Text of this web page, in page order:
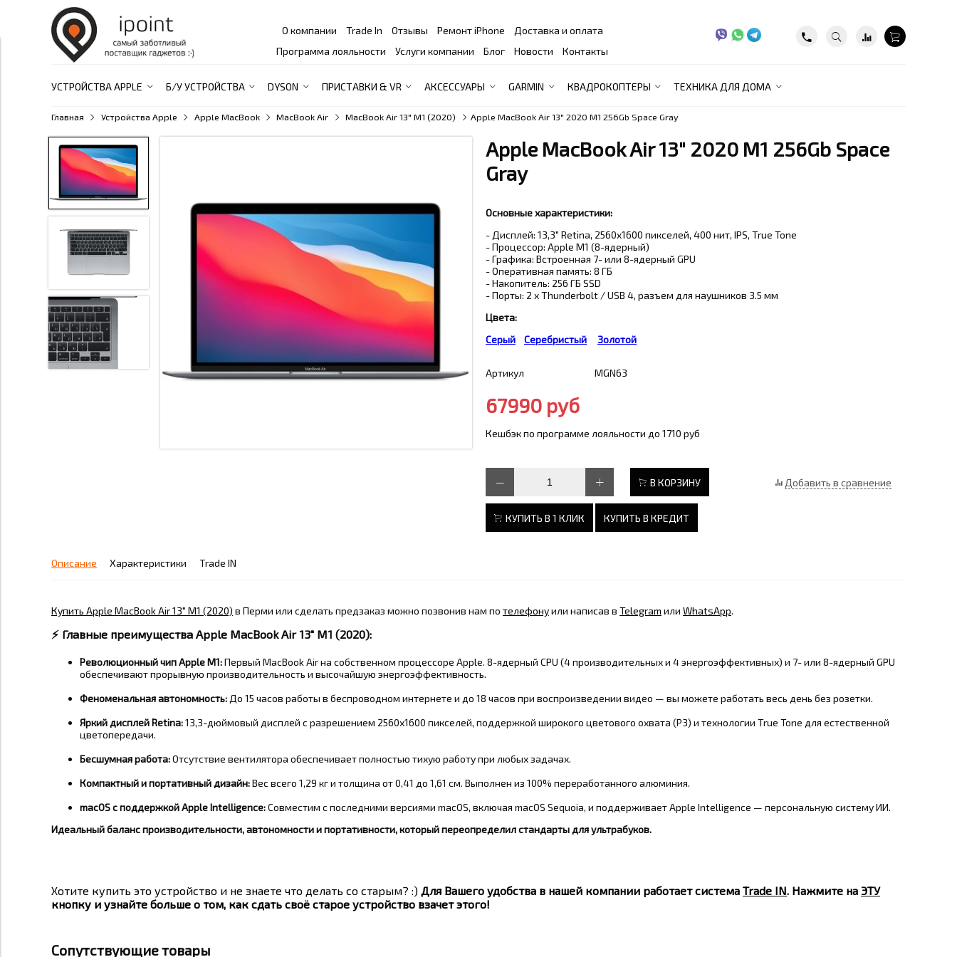
О компании Trade In Отзывы Ремонт iPhone
Доставка и оплата
Программа лояльности
Услуги компании Блог Новости Контакты
УСТРОЙСТВА APPLE Б/У УСТРОЙСТВА DYSON ПРИСТАВКИ & VR АКСЕССУАРЫ GARMIN КВАДРОКОПТЕРЫ ТЕХНИКА ДЛЯ ДОМА
Главная Устройства Apple Apple MacBook MacBook Air MacBook Air 13" M1 (2020) Apple MacBook Air 13" 2020 M1 256Gb Space Gray
Apple MacBook Air 13" 2020 M1 256Gb Space
Gray
Основные характеристики:
- Дисплей: 13,3" Retina, 2560x1600 пикселей, 400 нит, IPS, True Tone
- Процессор: Apple M1 (8-ядерный)
- Графика: Встроенная 7- или 8-ядерный GPU
- Оперативная память: 8 ГБ
- Накопитель: 256 ГБ SSD
- Порты: 2 x Thunderbolt / USB 4, разъем для наушников 3.5 мм
Цвета:
Серый
Серебристый Золотой
Артикул MGN63
67990 руб
Кешбэк по программе лояльности до 1710 руб
В КОРЗИНУ Добавить в сравнение
КУПИТЬ В 1 КЛИК КУПИТЬ В КРЕДИТ
Описание Характеристики Trade IN
Купить Apple MacBook Air 13" M1 (2020) в Перми или сделать предзаказ можно позвонив нам по телефонуили написав в Telegram или WhatsApp.
⚡️ Главные преимущества Apple MacBook Air 13" M1 (2020):
Революционный чип Apple M1:Первый MacBook Air на собственном процессоре Apple. 8-ядерный CPU (4 производительных и 4 энергоэффективных) и 7- или 8-ядерный GPU
обеспечивают прорывную производительность и высочайшую энергоэффективность.
Феноменальная автономность: До 15 часов работы в беспроводном интернете и до 18 часов при воспроизведении видео — вы можете работать весь день без розетки.
Яркий дисплей Retina:13,3-дюймовый дисплей с разрешением 2560x1600 пикселей, поддержкой широкого цветового охвата (P3) и технологии True Tone для естественной
цветопередачи.
Бесшумная работа:Отсутствие вентилятора обеспечивает полностью тихую работу при любых задачах.
Компактный и портативный дизайн:Вес всего 1,29 кг и толщина от 0,41 до 1,61 см. Выполнен из 100% переработанного алюминия.
macOS с поддержкой Apple Intelligence:Совместим с последними версиями macOS, включая macOS Sequoia, и поддерживает Apple Intelligence — персональную систему ИИ.
Идеальный баланс производительности, автономности и портативности, который переопределил стандарты для ультрабуков.
Хотите купить это устройство и не знаете что делать со старым? :) Для Вашего удобства в нашей компании работает система Trade IN. Нажмите на ЭТУ
кнопку и узнайте больше о том, как сдать своё старое устройство взачет этого!
Сопутствующие товары